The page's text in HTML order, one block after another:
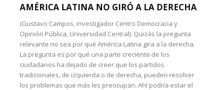
AMÉRICA LATINA NO GIRÓ A LA DERECHA
(Gustavo Campos, investigador Centro Democracia y
Opinión Pública, Universidad Central): Quizás la pregunta
relevante no sea por qué América Latina gira a la derecha.
La pregunta es por qué una parte creciente de los
ciudadanos ha dejado de creer que los partidos
tradicionales, de izquierda o de derecha, pueden resolver
los problemas que más les preocupan. Ahí podría estar el